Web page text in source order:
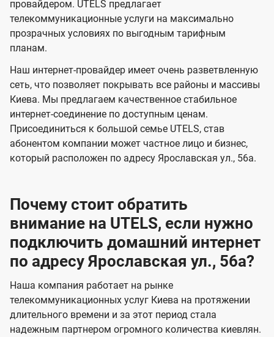
s
и
д
е
н
и
я
д
е
и
я
провайдером. UTELS предлагает
телекоммуникационные услуги на максимально
прозрачных условиях по выгодным тарифным
планам.
Наш интернет-провайдер имеет очень разветвленную
сеть, что позволяет покрывать все районы и массивы
Киева. Мы предлагаем качественное стабильное
интернет-соединение по доступным ценам.
Присоединиться к большой семье UTELS, став
абонентом компании может частное лицо и бизнес,
который расположен по адресу Ярославская ул., 56а.
Почему стоит обратить
внимание на UTELS, если нужно
подключить домашний интернет
по адресу Ярославская ул., 56а?
Наша компания работает на рынке
телекоммуникационных услуг Киева на протяжении
длительного времени и за этот период стала
надежным партнером огромного количества киевлян.